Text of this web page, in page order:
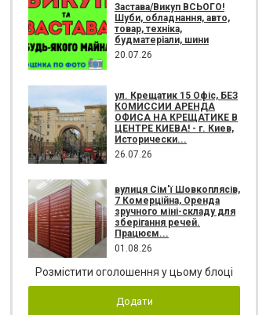
Застава/Викуп ВСЬОГО!
Шуби, обладнання, авто,
товар, техніка,
будматеріали, шини
20.07.26
ул. Крещатик 15 Офіс, БЕЗ
КОМИССИИ АРЕНДА
ОФИСА НА КРЕЩАТИКЕ В
ЦЕНТРЕ КИЕВА! - г. Киев,
Исторически...
26.07.26
вулиця Сім'ї Шовкоплясів,
7 Комерційна, Оренда
зручного міні-складу для
зберігання речей.
Працюєм...
01.08.26
Розмістити оголошення у цьому блоці
Додати